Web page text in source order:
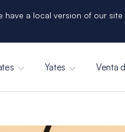
a local version of our
Yates Venta